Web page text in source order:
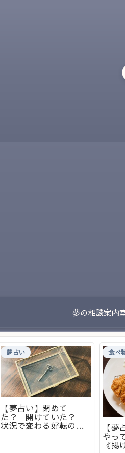
夢占い
【夢占い】閉めて
た？ 開けていた？
状況で変わる好転の兆
食べ
【
やっ
《揚